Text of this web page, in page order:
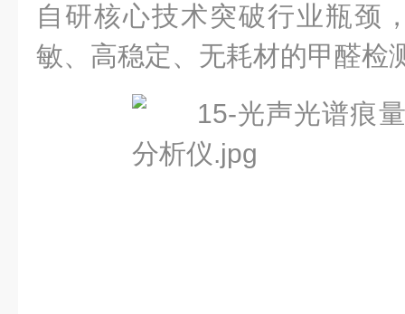
自研核心技术突破行业瓶颈
敏、高稳定、无耗材的甲醛检